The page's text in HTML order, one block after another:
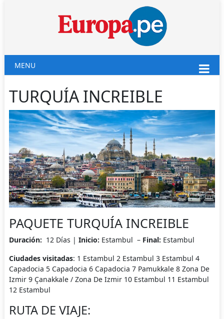
MENU
TURQUÍA INCREIBLE
PAQUETE TURQUÍA INCREIBLE
Duración: 12 Días | Inicio: Estambul – Final: Estambul
Ciudades visitadas: 1 Estambul 2 Estambul 3 Estambul 4
Capadocia 5 Capadocia 6 Capadocia 7 Pamukkale 8 Zona De
Izmir 9 Çanakkale / Zona De Izmir 10 Estambul 11 Estambul
12 Estambul
RUTA DE VIAJE: